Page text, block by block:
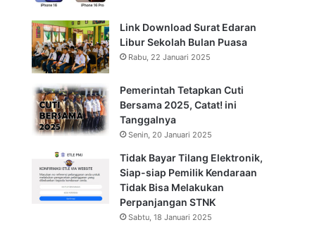
Link Download Surat Edaran
Libur Sekolah Bulan Puasa
Rabu, 22 Januari 2025
Pemerintah Tetapkan Cuti
Bersama 2025, Catat! ini
Tanggalnya
Senin, 20 Januari 2025
Tidak Bayar Tilang Elektronik,
Siap-siap Pemilik Kendaraan
Tidak Bisa Melakukan
Perpanjangan STNK
Sabtu, 18 Januari 2025